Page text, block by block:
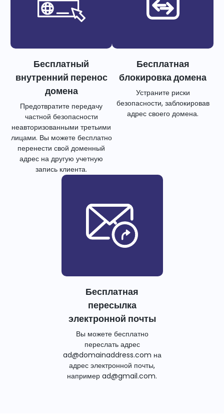
Бесплатный
внутренний перенос
домена
Предотвратите передачу
частной безопасности
неавторизованными третьими
лицами. Вы можете бесплатно
перенести свой доменный
адрес на другую учетную
запись клиента.
Бесплатная
блокировка домена
Устраните риски
безопасности, заблокировав
адрес своего домена.
Бесплатная
пересылка
электронной почты
Вы можете бесплатно
переслать адрес
ad@domainaddress.com на
адрес электронной почты,
например ad@gmail.com.